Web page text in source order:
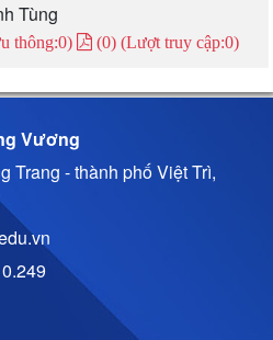
Tùng
thông:0) (0) (Lượt truy cập:0)
Vương
Trang - thành phố Việt Trì,